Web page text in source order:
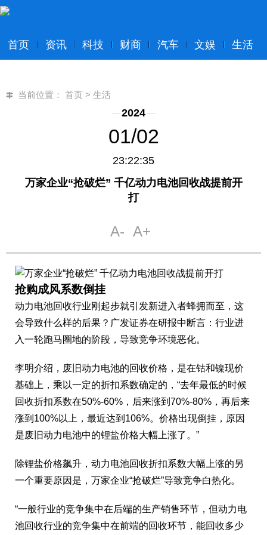
首页 资讯 科技 财商 汽车 文娱 生活
当前位置： 首页 > 生活
2024
01/02
23:22:35
万家企业“抢破烂” 千亿动力电池回收战提前开
打
抢购成风系数倒挂
动力电池回收行业刚起步就引发新进入者蜂拥而至，这
会导致什么样的后果？广发证券在研报中断言：行业进
入一轮跑马圈地的阶段，导致竞争环境恶化。
李明介绍，废旧动力电池的回收价格，是在钴和镍现价
基础上，乘以一定的折扣系数确定的，“去年最低的时候
回收折扣系数在50%-60%，后来涨到70%-80%，再后来
涨到100%以上，最近达到106%。价格出现倒挂，原因
是废旧动力电池中的锂盐价格大幅上涨了。”
除锂盐价格飙升，动力电池回收折扣系数大幅上涨的另
一个重要原因是，万家企业“抢破烂”导致竞争白热化。
“一般行业的竞争集中在后端的生产销售环节，但动力电
池回收行业的竞争集中在前端的回收环节，能回收多少